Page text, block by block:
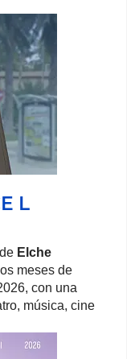
L
Elche
meses de
con una
música, cine